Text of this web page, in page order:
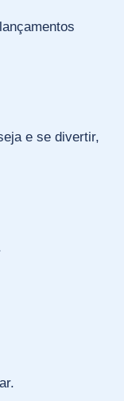
e se divertir,